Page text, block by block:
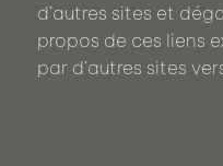
d’autres sites et
propos de ces liens
par d’autres sites